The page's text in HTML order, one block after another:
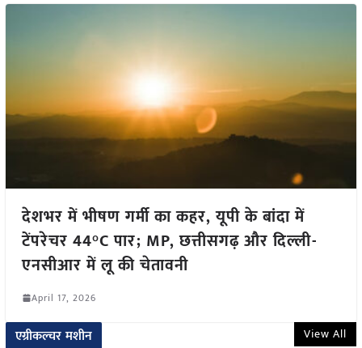
देशभर में भीषण गर्मी का कहर, यूपी के बांदा में
टेंपरेचर 44°C पार; MP, छत्तीसगढ़ और दिल्ली-
एनसीआर में लू की चेतावनी
April 17, 2026
एग्रीकल्चर मशीन View All